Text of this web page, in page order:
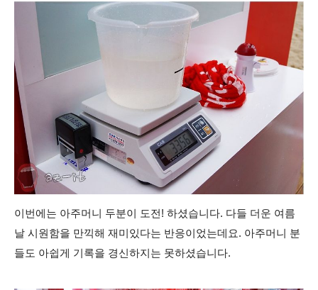
이번에는 아주머니 두분이 도전! 하셨습니다. 다들 더운 여름
날 시원함을 만끽해 재미있다는 반응이었는데요. 아주머니 분
들도 아쉽게 기록을 경신하지는 못하셨습니다.